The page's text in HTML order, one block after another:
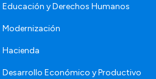
Educación y Derechos Humanos
Modernización
Hacienda
Desarrollo Económico y Productivo